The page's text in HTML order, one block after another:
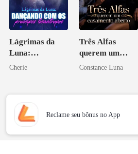
Lágrimas da
Luna:
Dançando com
Cherie
Três Alfas
querem um
casamento
Constance Luna
Reclame seu bônus no App